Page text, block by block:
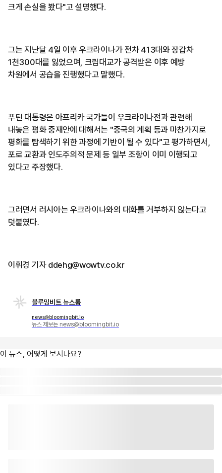
크게 손실을 봤다"고 설명했다.
그는 지난달 4일 이후 우크라이나가 전차 413대와 장갑차
1천300대를 잃었으며, 크림대교가 공격받은 이후 예방
차원에서 공습을 진행했다고 말했다.
푸틴 대통령은 아프리카 국가들이 우크라이나전과 관련해
내놓은 평화 중재안에 대해서는 "중국의 계획 등과 마찬가지로
평화를 탐색하기 위한 과정에 기반이 될 수 있다"고 평가하면서,
포로 교환과 인도주의적 문제 등 일부 조항이 이미 이행되고
있다고 주장했다.
그러면서 러시아는 우크라이나와의 대화를 거부하지 않는다고
덧붙였다.
이휘경 기자 ddehg@wowtv.co.kr
블루밍비트 뉴스룸
news@bloomingbit.io
뉴스 제보는 news@bloomingbit.io
이 뉴스, 어떻게 보시나요?